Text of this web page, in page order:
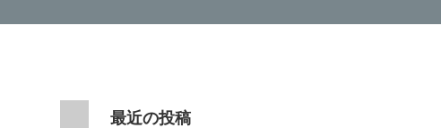
最近の投稿